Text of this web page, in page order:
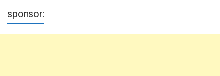
sponsor: